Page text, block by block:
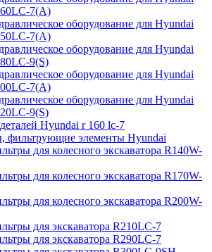
7(A)
оборудование для Hyundai
7(A)
оборудование для Hyundai
9(S)
оборудование для Hyundai
7(A)
оборудование для Hyundai
9(S)
Hyundai r 160 lc-7
фильтрующие элементы Hyundai
для колесного экскаватора R140W-
для колесного экскаватора R170W-
для колесного экскаватора R200W-
для экскаватора R210LC-7
для экскаватора R290LC-7